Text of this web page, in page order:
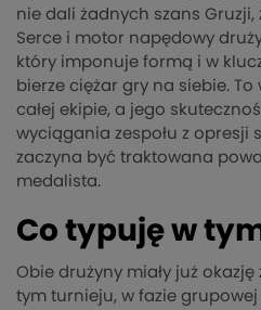
nie dali żadnych szans Gruzji,
Serce i motor napędowy
który imponuje formą i w
bierze ciężar gry na siebie.
całej ekipie, a jego
wyciągania zespołu z opresji
zaczyna być traktowana
medalista.
Co typuję w
Obie drużyny miały już
tym turnieju, w fazie